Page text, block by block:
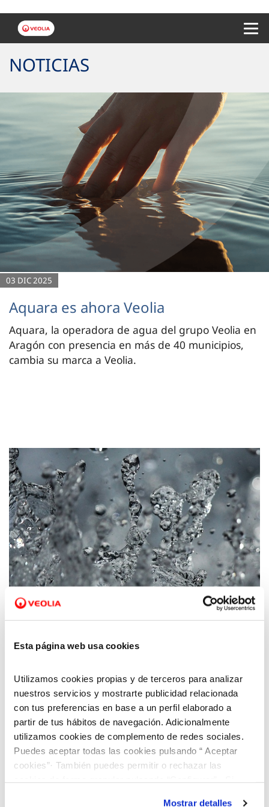
Esta página web usa cookies
Utilizamos cookies propias y de terceros para analizar
nuestros servicios y mostrarte publicidad relacionada
con tus preferencias en base a un perfil elaborado a
partir de tus hábitos de navegación. Adicionalmente
utilizamos cookies de complemento de redes sociales.
Puedes aceptar todas las cookies pulsando “ Aceptar
cookies”· También puedes permitir o rechazar las
Mostrar detalles
NOTICIAS
03 DIC 2025
Aquara es ahora Veolia
Aquara, la operadora de agua del grupo Veolia en
Aragón con presencia en más de 40 municipios,
cambia su marca a Veolia.
12 ENE 2024
informa de un corte general del servicio